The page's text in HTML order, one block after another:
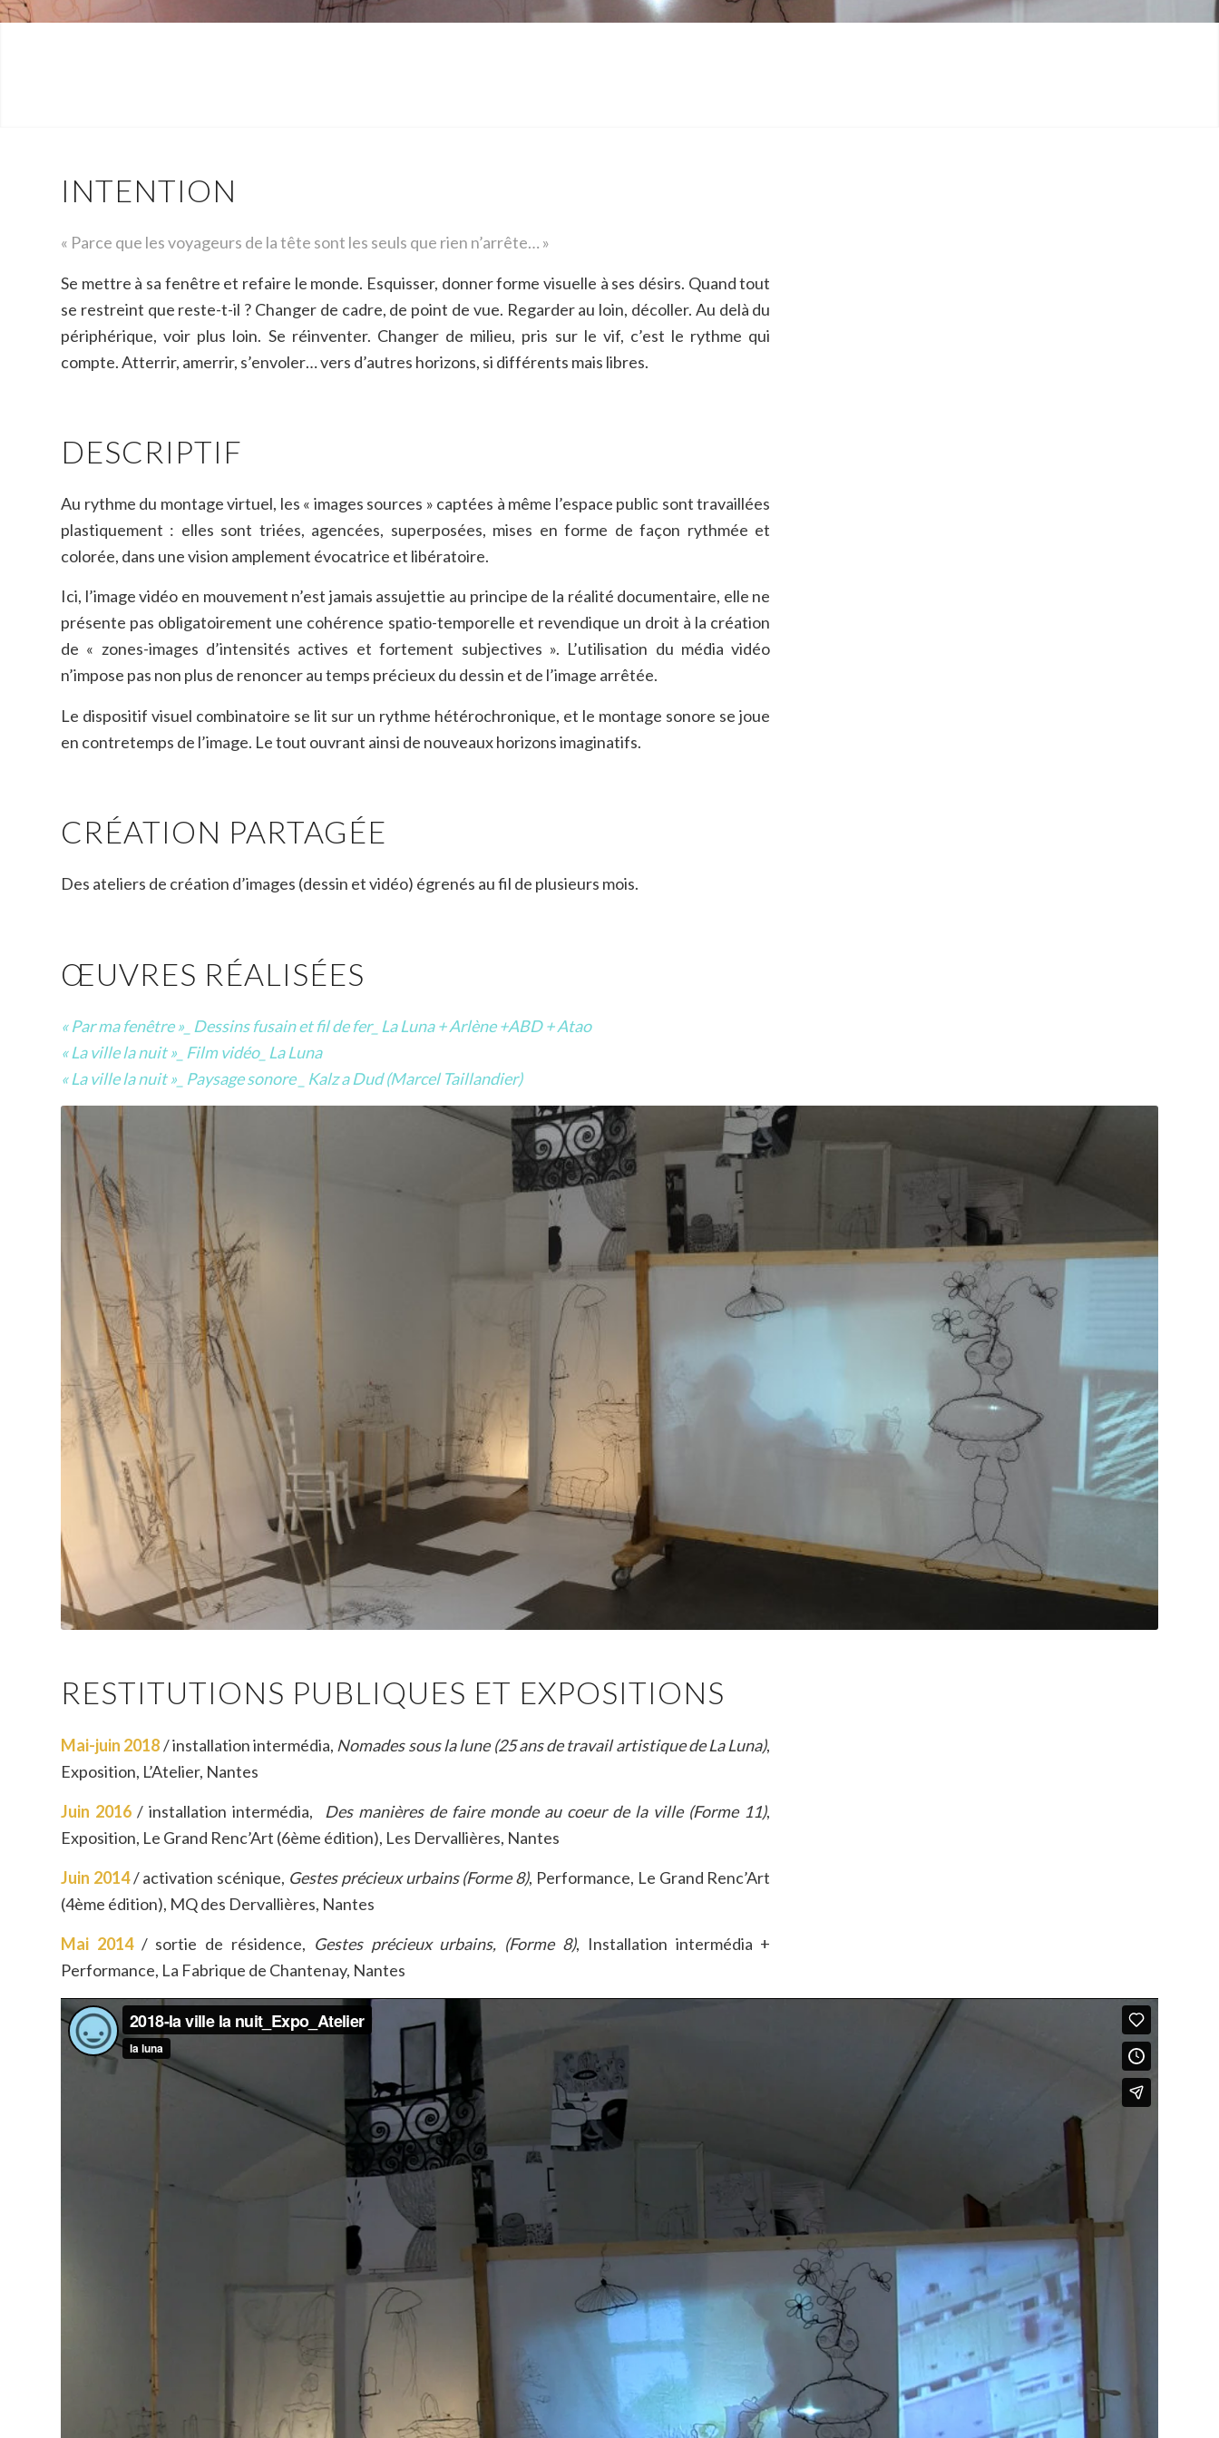
INTENTION
« Parce que les voyageurs de la tête sont les seuls que rien n’arrête… »
Se mettre à sa fenêtre et refaire le monde. Esquisser, donner forme visuelle à ses désirs. Quand tout
se restreint que reste-t-il ? Changer de cadre, de point de vue. Regarder au loin, décoller. Au delà du
périphérique, voir plus loin. Se réinventer. Changer de milieu, pris sur le vif, c’est le rythme qui
compte. Atterrir, amerrir, s’envoler… vers d’autres horizons, si différents mais libres.
DESCRIPTIF
Au rythme du montage virtuel, les « images sources » captées à même l’espace public sont travaillées
plastiquement : elles sont triées, agencées, superposées, mises en forme de façon rythmée et
colorée, dans une vision amplement évocatrice et libératoire.
Ici, l’image vidéo en mouvement n’est jamais assujettie au principe de la réalité documentaire, elle ne
présente pas obligatoirement une cohérence spatio-temporelle et revendique un droit à la création
de « zones-images d’intensités actives et fortement subjectives ». L’utilisation du média vidéo
n’impose pas non plus de renoncer au temps précieux du dessin et de l’image arrêtée.
Le dispositif visuel combinatoire se lit sur un rythme hétérochronique, et le montage sonore se joue
en contretemps de l’image. Le tout ouvrant ainsi de nouveaux horizons imaginatifs.
CRÉATION PARTAGÉE
Des ateliers de création d’images (dessin et vidéo) égrenés au fil de plusieurs mois.
ŒUVRES RÉALISÉES
« Par ma fenêtre »_ Dessins fusain et fil de fer_ La Luna + Arlène +ABD + Atao
« La ville la nuit »_ Film vidéo_ La Luna
« La ville la nuit »_ Paysage sonore _ Kalz a Dud (Marcel Taillandier)
RESTITUTIONS PUBLIQUES ET EXPOSITIONS
Mai-juin 2018/ installation intermédia, Nomades sous la lune (25 ans de travail artistique de La Luna),
Exposition, L’Atelier, Nantes
Juin 2016 / installation intermédia, Des manières de faire monde au coeur de la ville (Forme 11),
Exposition, Le Grand Renc’Art (6ème édition), Les Dervallières, Nantes
Juin 2014/ activation scénique, Gestes précieux urbains (Forme 8), Performance, Le Grand Renc’Art
(4ème édition), MQ des Dervallières, Nantes
Mai 2014/ sortie de résidence, Gestes précieux urbains, (Forme 8), Installation intermédia +
Performance, La Fabrique de Chantenay, Nantes